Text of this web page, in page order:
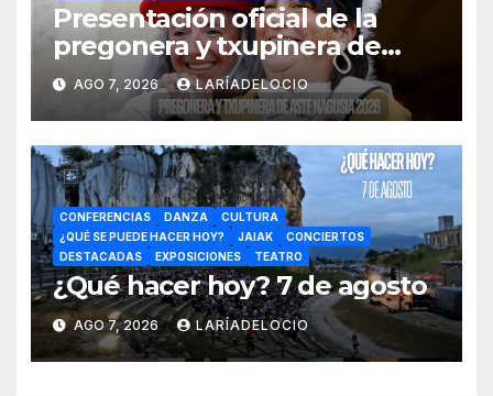
Presentación oficial de la
pregonera y txupinera de
Aste Nagusia 2026
AGO 7, 2026 LARÍADELOCIO
CONFERENCIAS DANZA
CULTURA
¿QUÉ SE PUEDE HACER HOY?
JAIAK
CONCIERTOS
DESTACADAS
EXPOSICIONES TEATRO
¿Qué hacer hoy? 7 de agosto
AGO 7, 2026 LARÍADELOCIO